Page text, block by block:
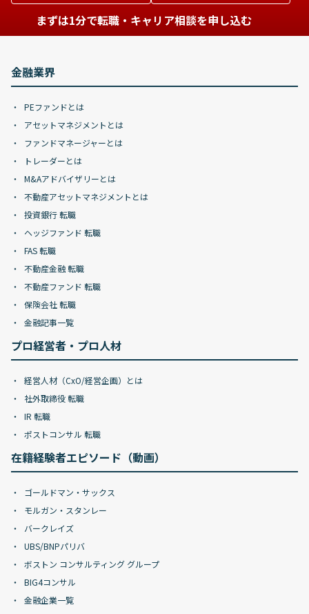
まずは1分で転職・キャリア相談を申し込む
金融業界
PEファンドとは
アセットマネジメントとは
ファンドマネージャーとは
トレーダーとは
M&Aアドバイザリーとは
不動産アセットマネジメントとは
投資銀行 転職
ヘッジファンド 転職
FAS 転職
不動産金融 転職
不動産ファンド 転職
保険会社 転職
金融記事一覧
プロ経営者・プロ人材
経営人材（CxO/経営企画）とは
社外取締役 転職
IR 転職
ポストコンサル 転職
在籍経験者エピソード（動画）
ゴールドマン・サックス
モルガン・スタンレー
バークレイズ
UBS/BNPパリバ
ボストン コンサルティング グループ
BIG4コンサル
金融企業一覧